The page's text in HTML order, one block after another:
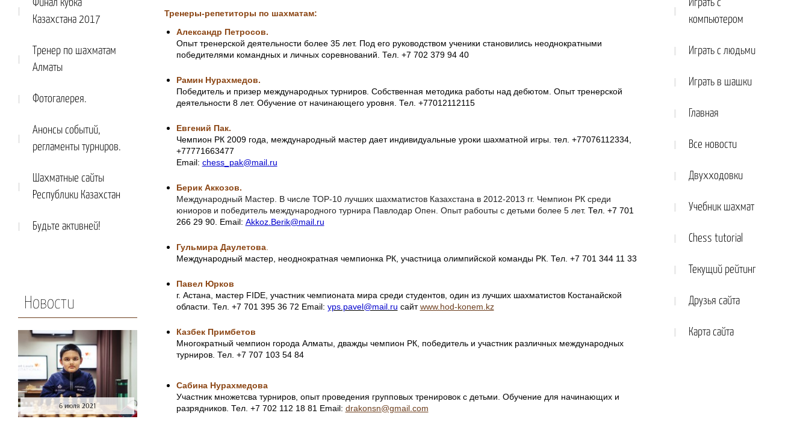
Финал кубка
Казахстана 2017
Тренер по шахматам
Алматы
Фотогалерея.
Анонсы событий,
регламенты турниров.
Шахматные сайты
Республики Казахстан
Будьте активней!
Новости
6 июля 2021
Тренеры-репетиторы по шахматам:
Александр Петросов.
Опыт тренерской деятельности более 35 лет. Под его руководством ученики становились неоднократными
победителями командных и личных соревнований. Тел. +7 702 379 94 40
Рамин Нурахмедов.
Победитель и призер международных турниров. Собственная методика работы над дебютом. Опыт тренерской
деятельности 8 лет. Обучение от начинающего уровня. Тел. +77012112115
Евгений Пак.
Чемпион РК 2009 года, международный мастер дает индивидуальные уроки шахматной игры. тел. +77076112334,
+77771663477
Email: chess_pak@mail.ru
Берик Аккозов.
Международный Мастер. В числе ТОР-10 лучших шахматистов Казахстана в 2012-2013 гг. Чемпион РК среди
юниоров и победитель международного турнира Павлодар Опен. Опыт рабоuты с детьми более 5 лет. Тел. +7 701
266 29 90. Email: Akkoz.Berik@mail.ru
Гульмира Даулетова.
Международный мастер, неоднократная чемпионка РК, участница олимпийской команды РК. Тел. +7 701 344 11 33
Павел Юрков
г. Астана, мастер FIDE, участник чемпионата мира среди студентов, один из лучших шахматистов Костанайской
области. Тел. +7 701 395 36 72 Email: yps.pavel@mail.ru сайтwww.hod-konem.kz
Казбек Примбетов
Многократный чемпион города Алматы, дважды чемпион РК, победитель и участник различных международных
турниров. Тел. +7 707 103 54 84
Сабина Нурахмедова
Участник множетсва турниров, опыт проведения групповых тренировок с детьми. Обучение для начинающих и
разрядников. Тел. +7 702 112 18 81 Email: drakonsn@gmail.com
Играть с
компьютером
Играть с людьми
Играть в шашки
Главная
Все новости
Двухходовки
Учебник шахмат
Chess tutorial
Текущий рейтинг
Друзья сайта
Карта сайта